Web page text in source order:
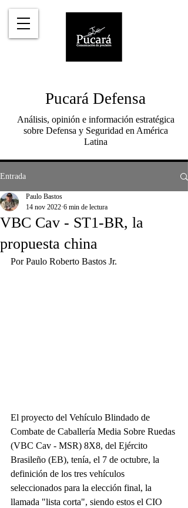
Pucará Defensa
Análisis, opinión e información estratégica
sobre Defensa y Seguridad en América
Latina
Entrada
VBC Cav - ST1-BR, la
propuesta china
Paulo Bastos
14 nov 2022 6 min de lectura
Por Paulo Roberto Bastos Jr.
El proyecto del Vehículo Blindado de
Combate de Caballería Media Sobre Ruedas
(VBC Cav - MSR) 8X8, del Ejército
Brasileño (EB), tenía, el 7 de octubre, la
definición de los tres vehículos
seleccionados para la elección final, la
llamada "lista corta", siendo estos el CIO